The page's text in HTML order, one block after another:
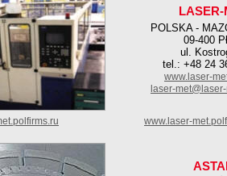
LASER-
POLSKA -
09-400
ul.
tel.: +48 24
www.laser-
laser-
www.laser-